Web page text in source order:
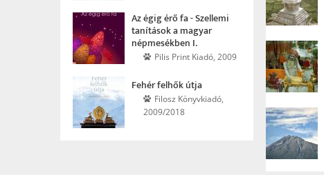
Az égig érő fa - Szellemi
tanítások a magyar
népmesékben I.
Pilis Print Kiadó, 2009
Fehér felhők útja
Filosz Könyvkiadó,
2009/2018